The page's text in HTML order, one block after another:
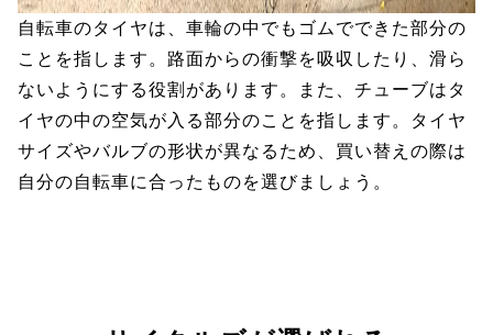
自転車のタイヤは、車輪の中でもゴムでできた部分の
ことを指します。路面からの衝撃を吸収したり、滑ら
ないようにする役割があります。また、チューブはタ
イヤの中の空気が入る部分のことを指します。タイヤ
サイズやバルブの形状が異なるため、買い替えの際は
自分の自転車に合ったものを選びましょう。